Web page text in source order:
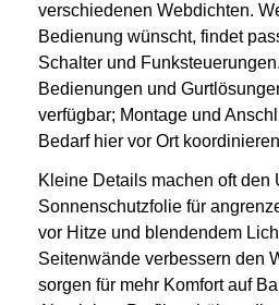
verschiedenen Webdichten.
Bedienung wünscht, findet
Schalter und
Bedienungen und
verfügbar; Montage und
Bedarf hier vor Ort
Kleine Details machen oft den
Sonnenschutzfolie für
vor Hitze und blendendem
Seitenwände verbessern den
sorgen für mehr Komfort auf